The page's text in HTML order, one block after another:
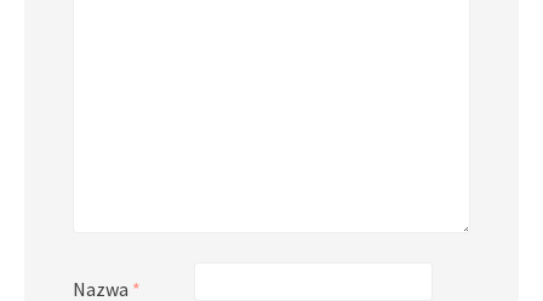
Nazwa *